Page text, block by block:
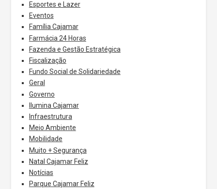
Esportes e Lazer
Eventos
Família Cajamar
Farmácia 24 Horas
Fazenda e Gestão Estratégica
Fiscalização
Fundo Social de Solidariedade
Geral
Governo
Ilumina Cajamar
Infraestrutura
Meio Ambiente
Mobilidade
Muito + Segurança
Natal Cajamar Feliz
Notícias
Parque Cajamar Feliz